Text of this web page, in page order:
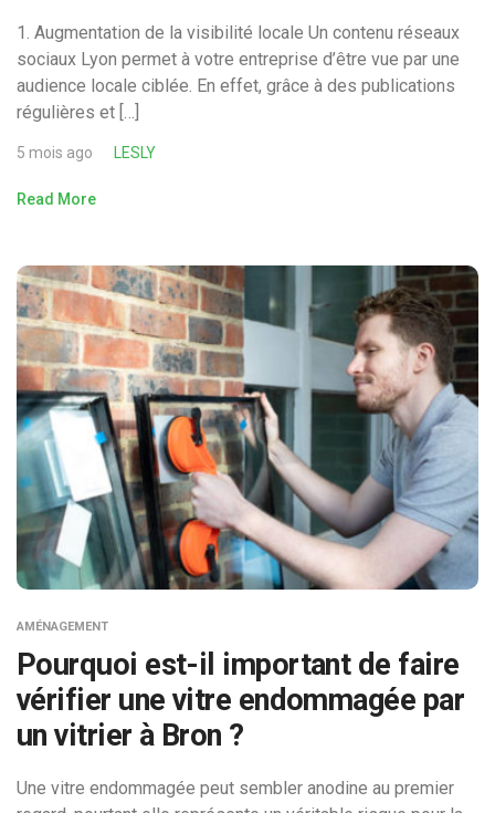
1. Augmentation de la visibilité locale Un contenu réseaux
sociaux Lyon permet à votre entreprise d’être vue par une
audience locale ciblée. En effet, grâce à des publications
régulières et […]
5 mois ago LESLY
Read More
AMÉNAGEMENT
Pourquoi est-il important de faire
vérifier une vitre endommagée par
un vitrier à Bron ?
Une vitre endommagée peut sembler anodine au premier